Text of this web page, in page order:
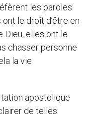
les paroles:
le droit d’être en
Dieu, elles ont le
chasser personne
la vie
apostolique
de telles